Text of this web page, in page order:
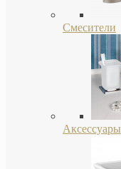
Смесители
Аксессуары